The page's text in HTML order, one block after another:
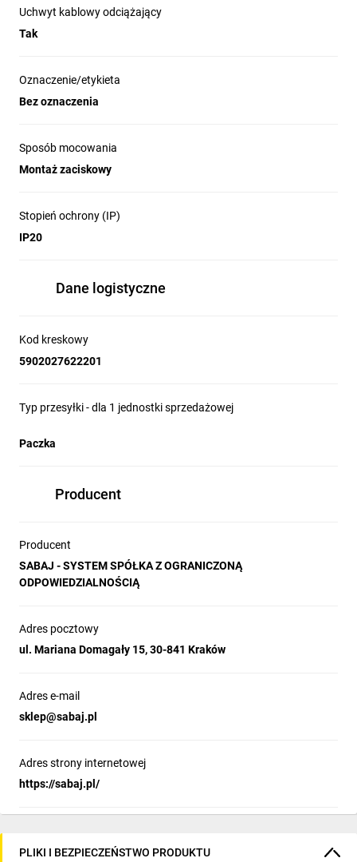
Uchwyt kablowy odciążający
Tak
Oznaczenie/etykieta
Bez oznaczenia
Sposób mocowania
Montaż zaciskowy
Stopień ochrony (IP)
IP20
Dane logistyczne
Kod kreskowy
5902027622201
Typ przesyłki - dla 1 jednostki sprzedażowej
Paczka
Producent
Producent
SABAJ - SYSTEM SPÓŁKA Z OGRANICZONĄ
ODPOWIEDZIALNOŚCIĄ
Adres pocztowy
ul. Mariana Domagały 15, 30-841 Kraków
Adres e-mail
sklep@sabaj.pl
Adres strony internetowej
https://sabaj.pl/
PLIKI I BEZPIECZEŃSTWO PRODUKTU